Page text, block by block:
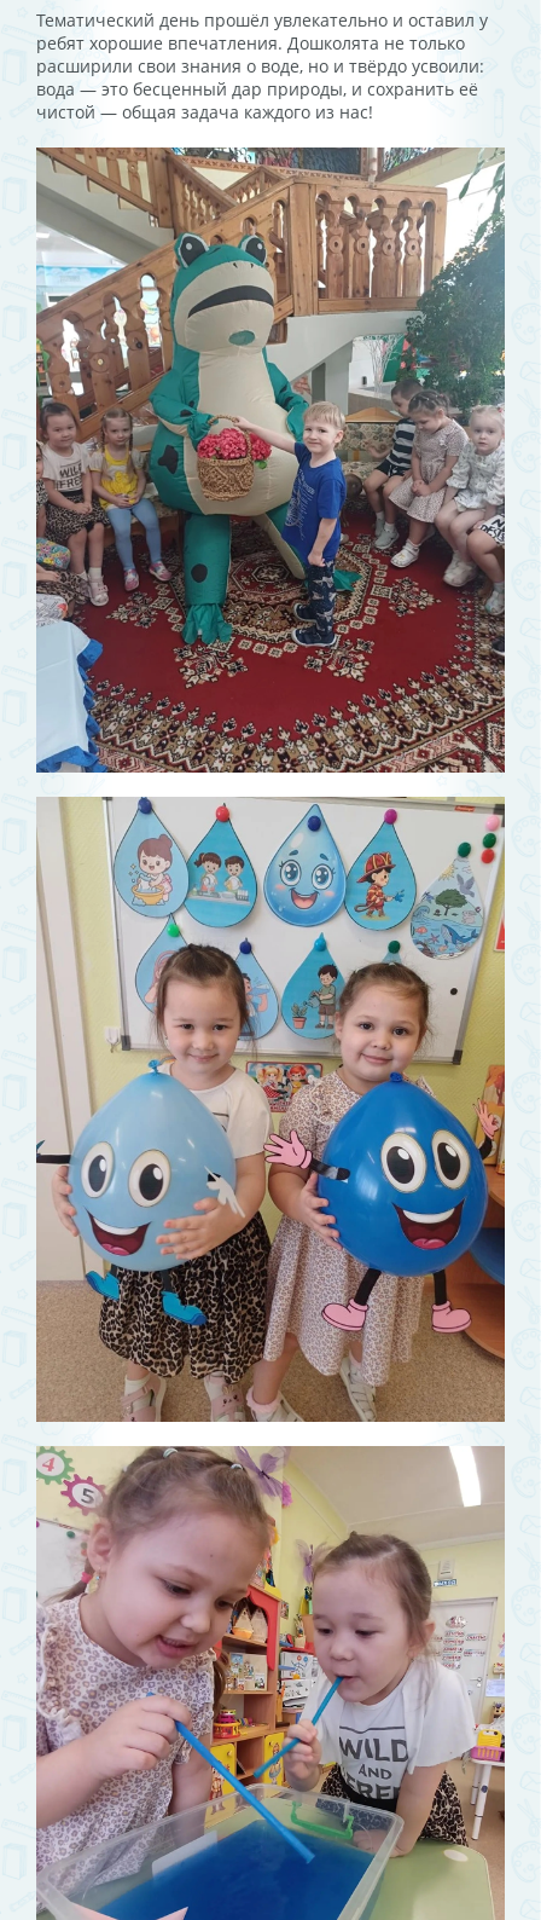
Тематический день прошёл увлекательно и оставил у
ребят хорошие впечатления. Дошколята не только
расширили свои знания о воде, но и твёрдо усвоили:
вода — это бесценный дар природы, и сохранить её
чистой — общая задача каждого из нас!